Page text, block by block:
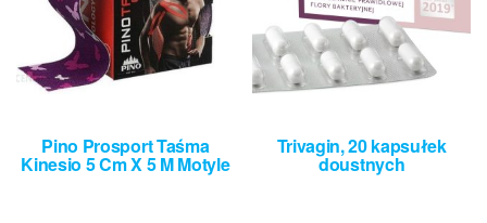
Pino Prosport Taśma
Kinesio 5 Cm X 5 M Motyle
Trivagin, 20 kapsułek
doustnych